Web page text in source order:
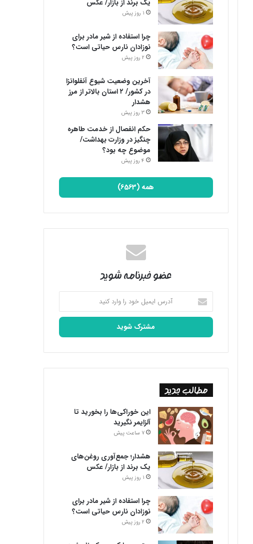
یک برند از بازار/ عکس
1 روز پیش
چرا استفاده از شیر مادر برای
نوزادان نارس حیاتی است؟
2 روز پیش
آخرین وضعیت شیوع آنفلوانزا
در کشور/ ۲ استان بالاتر از مرز
هشدار
3 روز پیش
حکم انفصال از خدمت طاهره
چنگیز در وزارت بهداشت/
موضوع چه بود؟
4 روز پیش
همه (6563)
عضو خبرنامه شوید
آدرس
ایمیل
خود
وارد
مطالب جدید
این خوراکی‌ها را بخورید تا
آلزایمر نگیرید
7 ساعت پیش
هشدار؛ جمع‌آوری روغن‌های
یک برند از بازار/ عکس
1 روز پیش
چرا استفاده از شیر مادر برای
نوزادان نارس حیاتی است؟
2 روز پیش